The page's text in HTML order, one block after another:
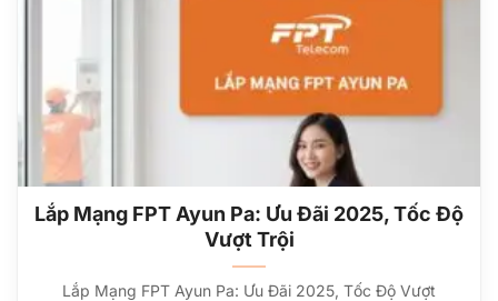
Lắp Mạng FPT Ayun Pa: Ưu Đãi 2025, Tốc Độ
Vượt Trội
Lắp Mạng FPT Ayun Pa: Ưu Đãi 2025, Tốc Độ Vượt